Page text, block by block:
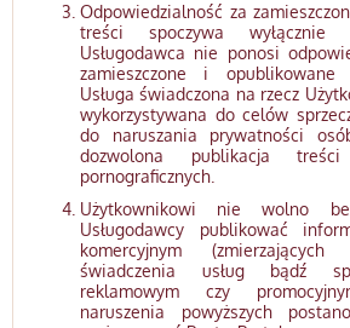
Odpowiedzialność za
treści spoczywa
Usługodawca nie ponosi
zamieszczone i opublikowane
Usługa świadczona na rzecz
wykorzystywana do celów
do naruszania prywatności
dozwolona publikacja
pornograficznych.
Użytkownikowi nie wolno
Usługodawcy publikować
komercyjnym
świadczenia usług bądź
reklamowym czy
naruszenia powyższych